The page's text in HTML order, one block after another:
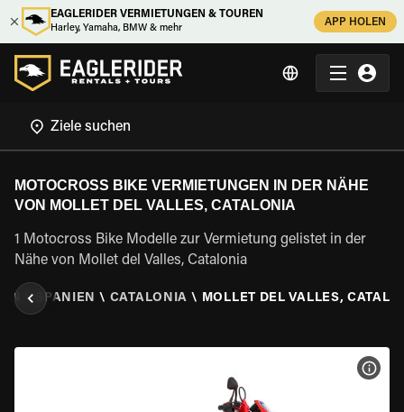
EAGLERIDER VERMIETUNGEN & TOUREN
Harley, Yamaha, BMW & mehr
APP HOLEN
MOTOCROSS BIKE VERMIETUNGEN IN DER NÄHE
VON MOLLET DEL VALLES, CATALONIA
1 Motocross Bike Modelle zur Vermietung gelistet in der
Nähe von Mollet del Valles, Catalonia
\ SPANIEN \ CATALONIA \ MOLLET DEL VALLES,